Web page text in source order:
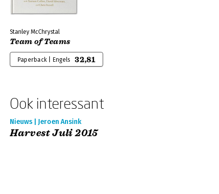
Stanley McChrystal
Team of Teams
Paperback | Engels 32,81
Ook interessant
Nieuws | Jeroen Ansink
Harvest Juli 2015